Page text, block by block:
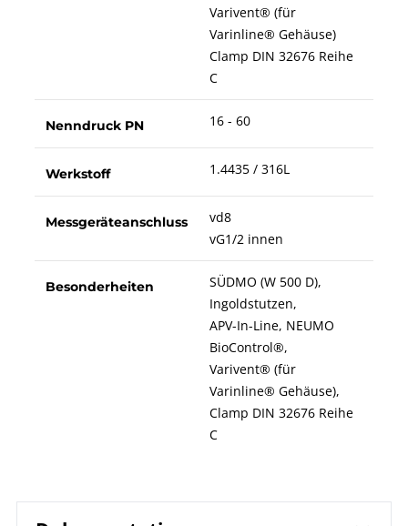
Varivent® (für
Varinline® Gehäuse)
Clamp DIN 32676 Reihe
C
Nenndruck PN 16 - 60
Werkstoff 1.4435 / 316L
Messgeräteanschluss
vd8
vG1/2 innen
Besonderheiten
SÜDMO (W 500 D),
Ingoldstutzen,
APV-In-Line, NEUMO
BioControl®,
Varivent® (für
Varinline® Gehäuse),
Clamp DIN 32676 Reihe
C